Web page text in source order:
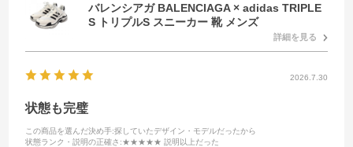
バレンシアガ BALENCIAGA × adidas TRIPLE
S トリプルS スニーカー 靴 メンズ
詳細を見る
2026.7.30
状態も完璧
この商品を選んだ決め手:探していたデザイン・モデルだったから
状態ランク・説明の正確さ :★★★★★ 説明以上だった